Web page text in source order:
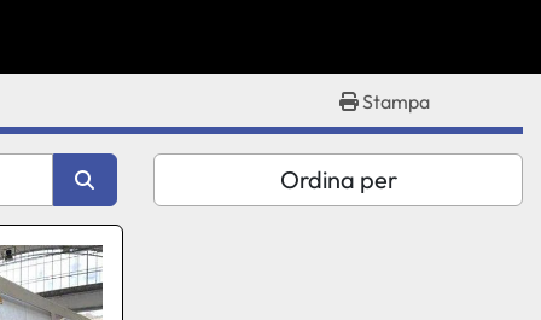
Stampa
Ordina per